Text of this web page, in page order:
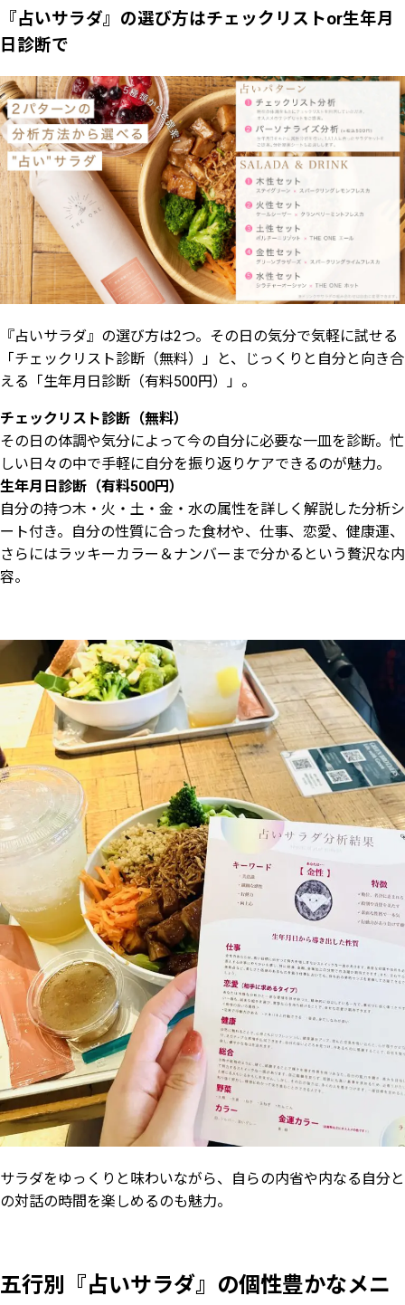
『占いサラダ』の選び方はチェックリストor生年月
日診断で
『占いサラダ』の選び方は2つ。その日の気分で気軽に試せる
「チェックリスト診断（無料）」と、じっくりと自分と向き合
える「生年月日診断（有料500円）」。
チェックリスト診断（無料）
その日の体調や気分によって今の自分に必要な一皿を診断。忙
しい日々の中で手軽に自分を振り返りケアできるのが魅力。
生年月日診断（有料500円）
自分の持つ木・火・土・金・水の属性を詳しく解説した分析シ
ート付き。自分の性質に合った食材や、仕事、恋愛、健康運、
さらにはラッキーカラー＆ナンバーまで分かるという贅沢な内
容。
サラダをゆっくりと味わいながら、自らの内省や内なる自分と
の対話の時間を楽しめるのも魅力。
五行別『占いサラダ』の個性豊かなメニ